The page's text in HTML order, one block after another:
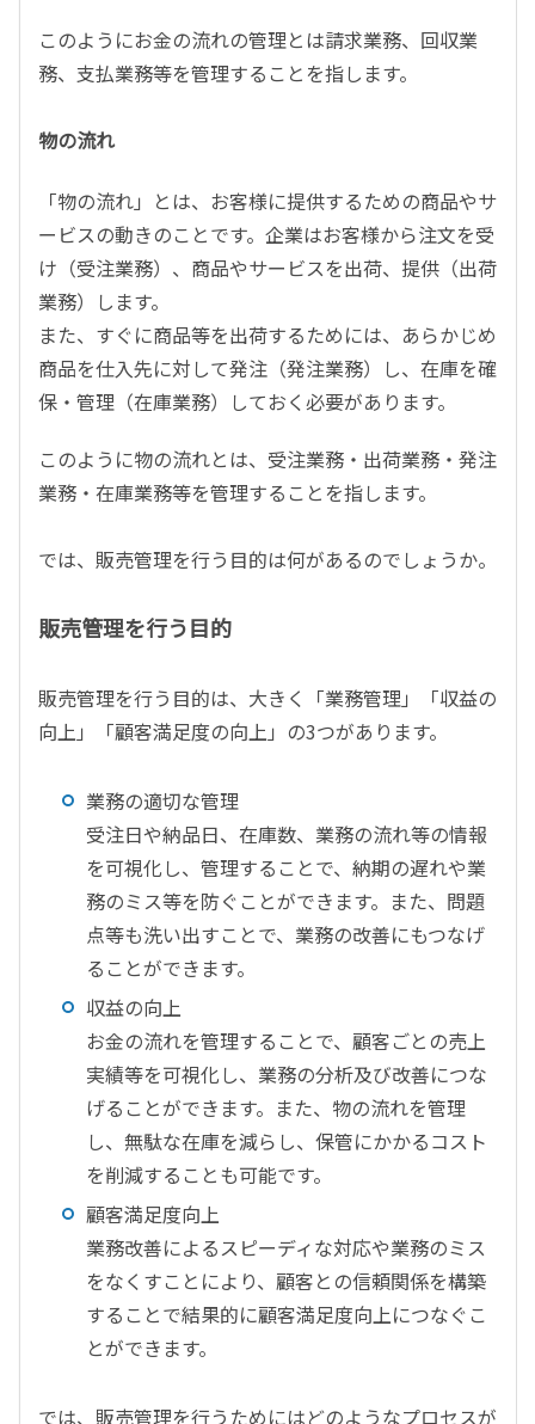
このようにお金の流れの管理とは請求業務、回収業
務、支払業務等を管理することを指します。
物の流れ
「物の流れ」とは、お客様に提供するための商品やサ
ービスの動きのことです。企業はお客様から注文を受
け（受注業務）、商品やサービスを出荷、提供（出荷
業務）します。
また、すぐに商品等を出荷するためには、あらかじめ
商品を仕入先に対して発注（発注業務）し、在庫を確
保・管理（在庫業務）しておく必要があります。
このように物の流れとは、受注業務・出荷業務・発注
業務・在庫業務等を管理することを指します。
では、販売管理を行う目的は何があるのでしょうか。
販売管理を行う目的
販売管理を行う目的は、大きく「業務管理」「収益の
向上」「顧客満足度の向上」の3つがあります。
業務の適切な管理
受注日や納品日、在庫数、業務の流れ等の情報
を可視化し、管理することで、納期の遅れや業
務のミス等を防ぐことができます。また、問題
点等も洗い出すことで、業務の改善にもつなげ
ることができます。
収益の向上
お金の流れを管理することで、顧客ごとの売上
実績等を可視化し、業務の分析及び改善につな
げることができます。また、物の流れを管理
し、無駄な在庫を減らし、保管にかかるコスト
を削減することも可能です。
顧客満足度向上
業務改善によるスピーディな対応や業務のミス
をなくすことにより、顧客との信頼関係を構築
することで結果的に顧客満足度向上につなぐこ
とができます。
では、販売管理を行うためにはどのようなプロセスが